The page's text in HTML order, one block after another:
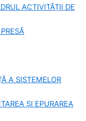
ACTIVITĂȚII DE
A SISTEMELOR
ȘI EPURAREA